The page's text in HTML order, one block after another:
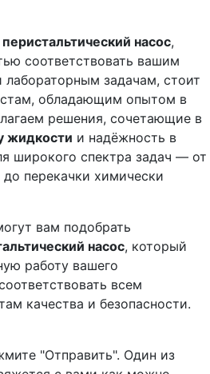
перистальтический насос,
соответствовать вашим
задачам, стоит
обладающим опытом в
решения, сочетающие в
жидкости и надёжность в
широкого спектра задач — от
перекачки химически
вам подобрать
насос, который
работу вашего
всем
качества и безопасности.
"Отправить". Один из